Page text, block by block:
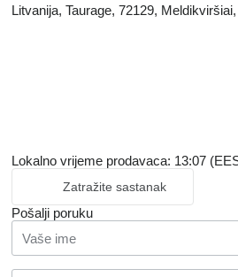
Litvanija, Taurage, 72129,
Lokalno vrijeme prodavaca: 13:07
Zatražite sastanak
Pošalji poruku